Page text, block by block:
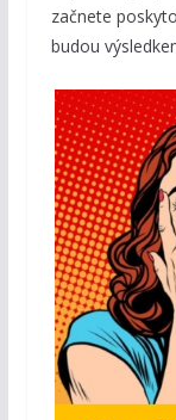
začnete
budou